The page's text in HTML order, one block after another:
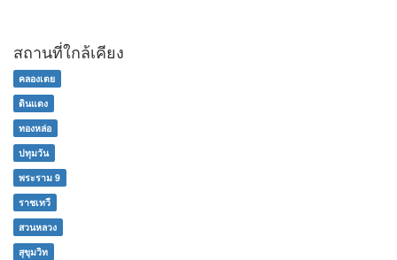
สถานที่ใกล้เคียง
คลองเตย
ดินแดง
ทองหล่อ
ปทุมวัน
พระราม 9
ราชเทวี
สวนหลวง
สุขุมวิท